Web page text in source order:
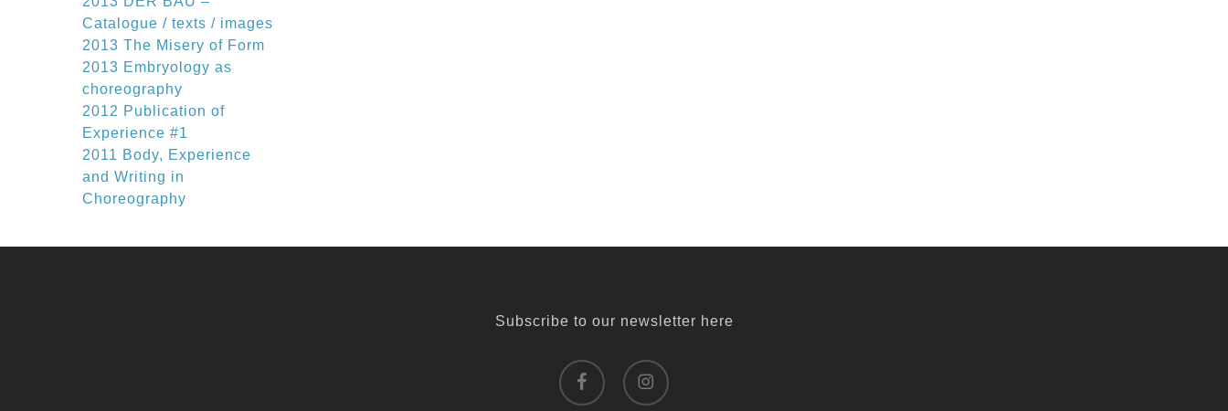
Catalogue / texts / images
2013 The Misery of Form
2013 Embryology as
choreography
2012 Publication of
Experience #1
2011 Body, Experience
and Writing in
Choreography
Subscribe to our newsletter here
facebook instagram